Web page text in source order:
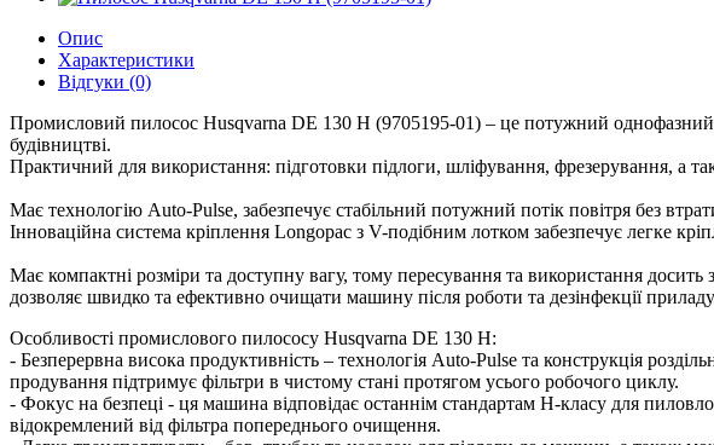
Опис
Характеристики
Відгуки (0)
Промисловий пилосос Husqvarna DE 130 H (9705195-01) – це потужний однофазний
будівництві.
Практичний для використання: підготовки підлоги, шліфування, фрезерування, а
Має технологію Auto-Pulse, забезпечує стабільний потужний потік повітря без
Інноваційна система кріплення Longopac з V-подібним лотком забезпечує легке
Має компактні розміри та доступну вагу, тому пересування та використання
дозволяє швидко та ефективно очищати машину після роботи та дезінфекції
Особливості промислового пилососу Husqvarna DE 130 H:
- Безперервна висока продуктивність – технологія Auto-Pulse та конструкція
продування підтримує фільтри в чистому стані протягом усього робочого циклу.
- Фокус на безпеці - ця машина відповідає останнім стандартам H-класу для
відокремлений від фільтра попереднього очищення.